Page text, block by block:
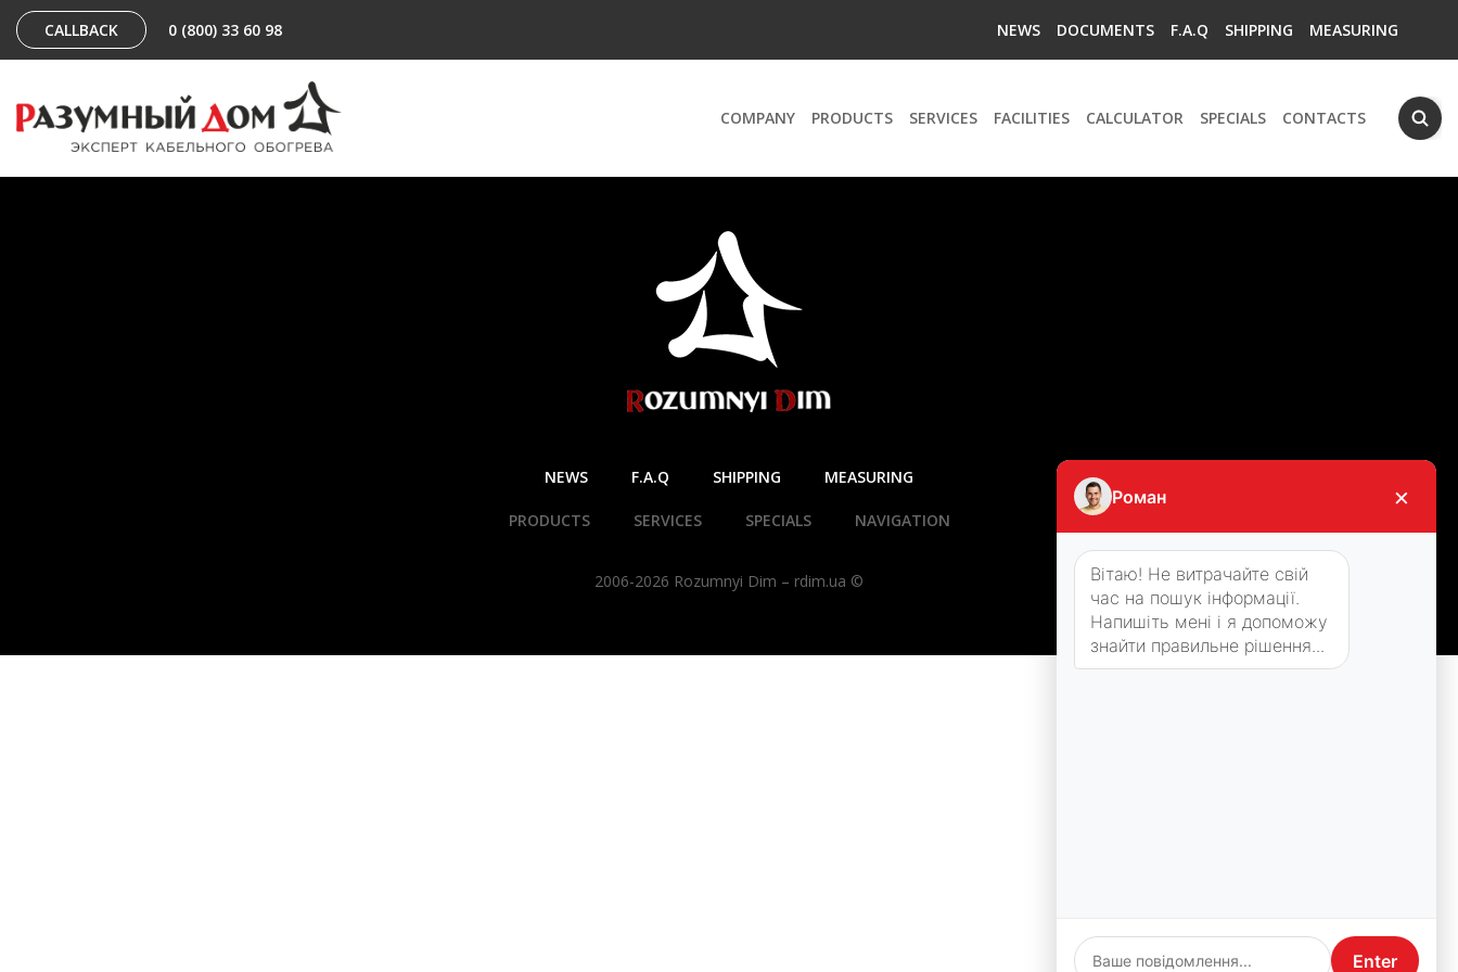
CALLBACK 0 (800) 33 60 98 NEWS DOCUMENTS F.A.Q SHIPPING MEASURING
COMPANY PRODUCTS SERVICES FACILITIES CALCULATOR SPECIALS CONTACTS
NEWS F.A.Q SHIPPING MEASURING
PRODUCTS SERVICES SPECIALS NAVIGATION
2006-2026 Rozumnyi Dim – rdim.ua ©
Роман ×
Вітаю! Не витрачайте свій
час на пошук інформації.
Напишіть мені і я допоможу
знайти правильне рішення...
Enter